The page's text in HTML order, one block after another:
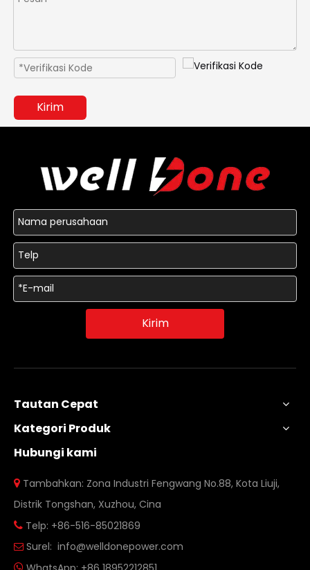
Kirim
Kirim
Tautan Cepat
Kategori Produk
Hubungi kami
 Tambahkan: Zona Industri Fengwang No.88, Kota Liuji,
Distrik Tongshan, Xuzhou, Cina
 Telp: +86-516-85021869
 Surel: info@welldonepower.com
